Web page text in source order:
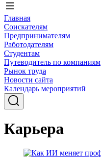
Главная
Соискателям
Предпринимателям
Работодателям
Студентам
Путеводитель по компаниям
Рынок труда
Новости сайта
Календарь мероприятий
Карьера